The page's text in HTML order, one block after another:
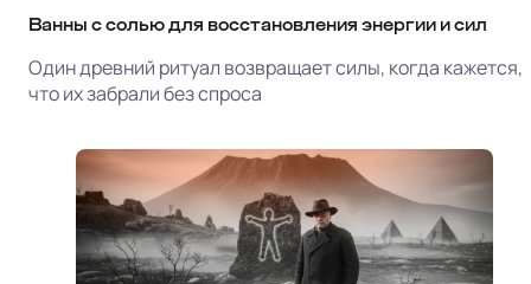
Ванны с солью для восстановления энергии и сил
Один древний ритуал возвращает силы, когда кажется,
что их забрали без спроса